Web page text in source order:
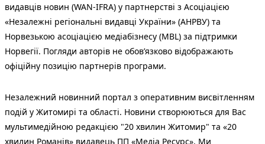
видавців новин (WAN-IFRA) у партнерстві з Асоціацією
«Незалежні регіональні видавці України» (АНРВУ) та
Норвезькою асоціацією медіабізнесу (MBL) за підтримки
Норвегії. Погляди авторів не обов’язково відображають
офіційну позицію партнерів програми.
Незалежний новинний портал з оперативним висвітленням
подій у Житомирі та області. Новини створюються для Вас
мультимедійною редакцією "20 хвилин Житомир" та «20
хвилин Романів» видавець ПП «Медіа Ресурс». Ми